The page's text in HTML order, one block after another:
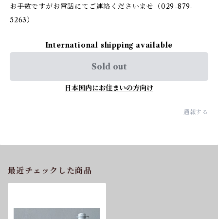
お手数ですがお電話にてご連絡くださいませ（029-879-
5263）
International shipping available
Sold out
日本国内にお住まいの方向け
通報する
最近チェックした商品